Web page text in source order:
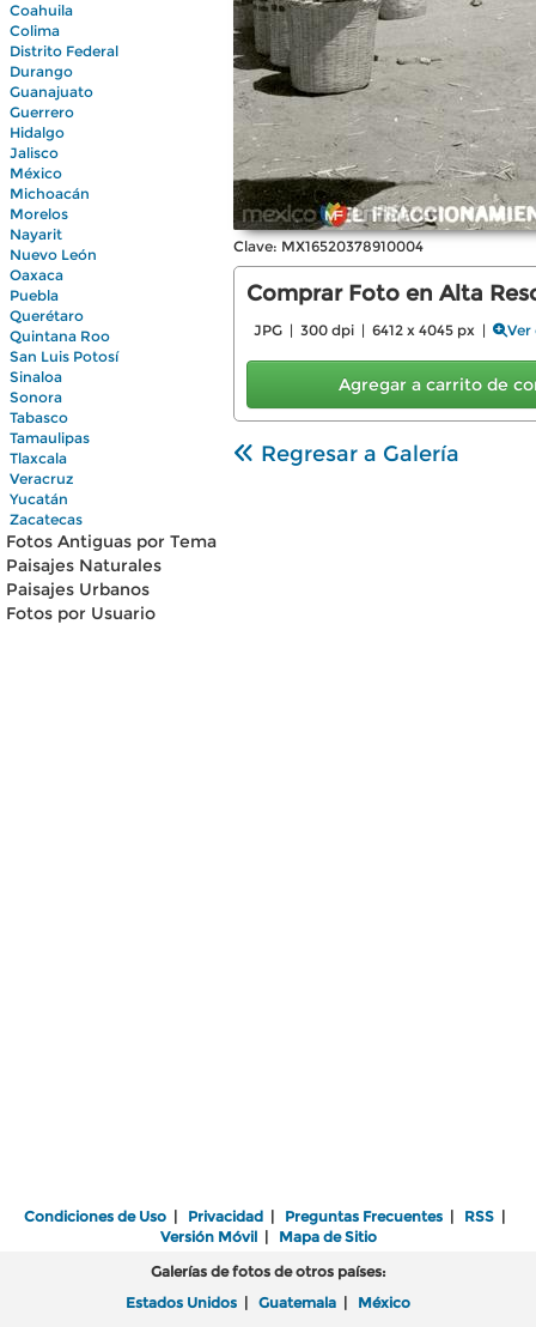
Coahuila
Colima
Distrito Federal
Durango
Guanajuato
Guerrero
Hidalgo
Jalisco
México
Michoacán
Morelos
Nayarit
Nuevo León
Oaxaca
Puebla
Querétaro
Quintana Roo
San Luis Potosí
Sinaloa
Sonora
Tabasco
Tamaulipas
Tlaxcala
Veracruz
Yucatán
Zacatecas
Fotos Antiguas por Tema
Paisajes Naturales
Paisajes Urbanos
Fotos por Usuario
Clave: MX16520378910004
Comprar Foto en Alta
JPG | 300 dpi | 6412 x 4045 px | Ver
Agregar a carrito de
Regresar a Galería
Condiciones de Uso Privacidad Preguntas Frecuentes RSS
Versión Móvil| Mapa de Sitio
Galerías de fotos de otros países:
Estados Unidos
Guatemala México